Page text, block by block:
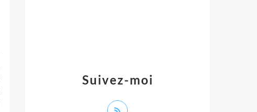
Suivez-moi